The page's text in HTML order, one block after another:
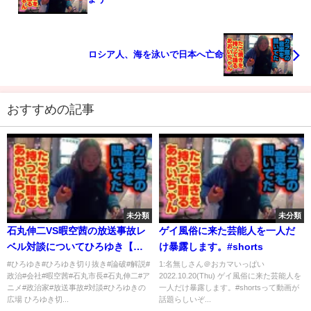
ロシア人、海を泳いで日本へ亡命
おすすめの記事
未分類
石丸伸二VS暇空茜の放送事故レ
ベル対談についてひろゆき【切
り抜き】
#ひろゆき#ひろゆき切り抜き#論破#解説#
政治#会社#暇空茜#石丸市長#石丸伸二#ア
ニメ#政治家#放送事故#対談#ひろゆきの
広場 ひろゆき切...
未分類
ゲイ風俗に来た芸能人を一人だ
け暴露します。#shorts
1:名無しさん＠おカマいっぱい
2022.10.20(Thu) ゲイ風俗に来た芸能人を
一人だけ暴露します。#shortsって動画が
話題らしいぞ...